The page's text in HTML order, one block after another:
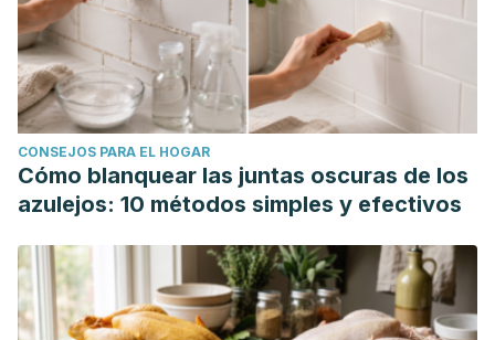
CONSEJOS PARA EL HOGAR
Cómo blanquear las juntas oscuras de los
azulejos: 10 métodos simples y efectivos